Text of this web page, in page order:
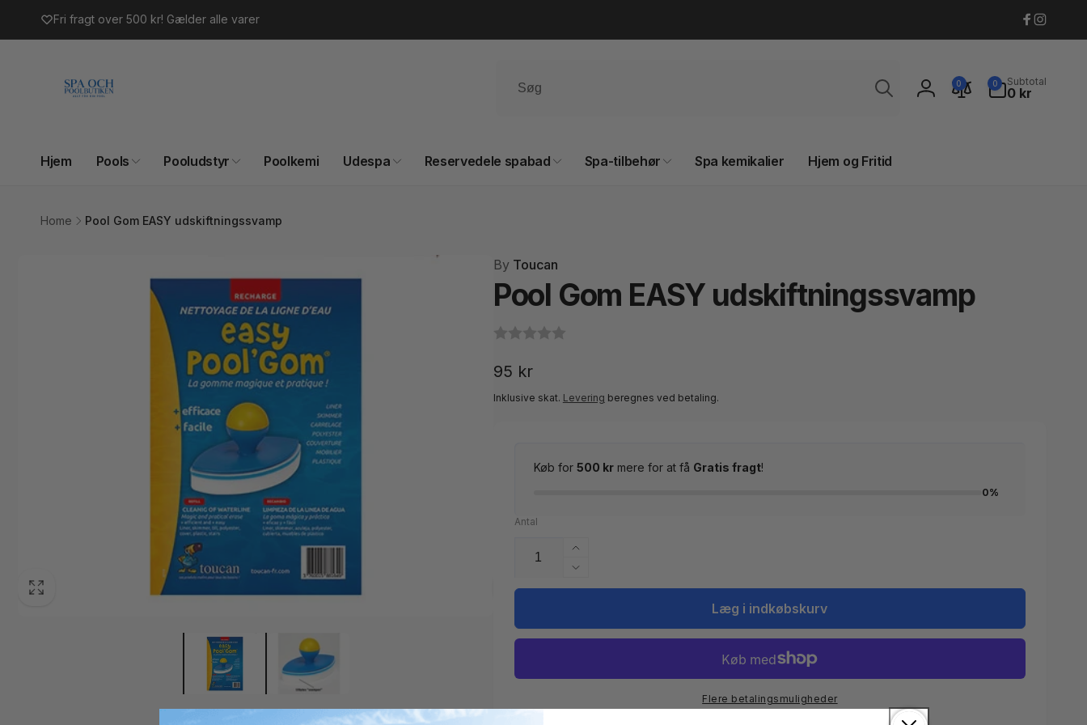
indhold Fri fragt over 500 kr! Gælder alle varer
Facebook
Log
0 0
varer
Subtotal
0 kr
Hjem Pools Pooludstyr Poolkemi Udespa Reservedele spabad Spa-tilbehør Spa kemikalier Hjem og Fritid
Home Pool Gom EASY udskiftningssvamp
ByToucan
Pool Gom EASY udskiftningssvamp
Normalpris
95 kr
Inklusive skat. Levering beregnes ved betaling.
Køb for 500 krmere for at få Gratis fragt!
0%
Antal
Øg
antallet
for
EASY
Reducer
antallet
Pool
Gom
udskiftningssvamp
Læg i indkøbskurv
Flere betalingsmuligheder